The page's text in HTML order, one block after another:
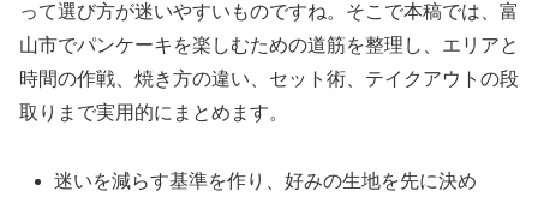
って選び方が迷いやすいものですね。そこで本稿では、富
山市でパンケーキを楽しむための道筋を整理し、エリアと
時間の作戦、焼き方の違い、セット術、テイクアウトの段
取りまで実用的にまとめます。
迷いを減らす基準を作り、好みの生地を先に決め